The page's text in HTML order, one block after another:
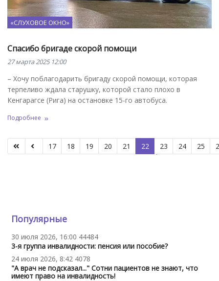
«СЛУХОВОЕ ОКНО»
Спасибо бригаде скорой помощи
27 марта 2025 12:00
– Хочу поблагодарить бригаду скорой помощи, которая
терпеливо ждала старушку, которой стало плохо в
Кенгарагсе (Рига) на остановке 15-го автобуса.
Подробнее
Страница 22 из 80
17 18 19 20 21 22 23 24 25
Популярные
30 июля 2026, 16:00 44484
3-я группа инвалидности: пенсия или пособие?
24 июля 2026, 8:42 4078
"А врач не подсказал..." Сотни пациентов не знают, что
имеют право на инвалидность!